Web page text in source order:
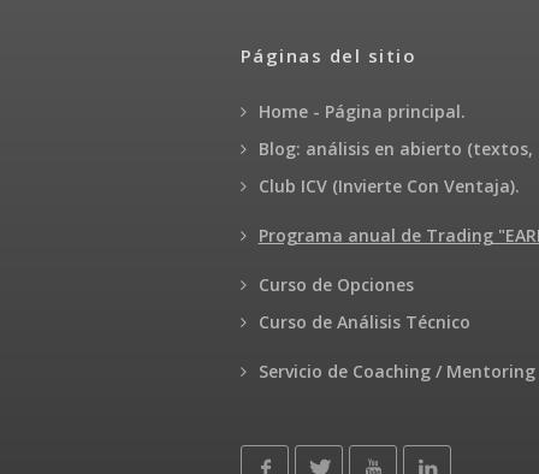
Páginas del sitio
Home - Página principal.
Blog: análisis en abierto (textos,
Club ICV (Invierte Con Ventaja).
Programa anual de Trading
Curso de Opciones
Curso de Análisis Técnico
Servicio de Coaching /